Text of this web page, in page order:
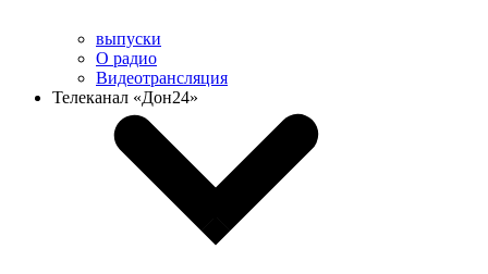
выпуски
О радио
Видеотрансляция
Телеканал «Дон24»